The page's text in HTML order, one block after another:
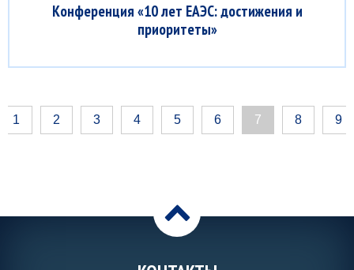
Конференция «10 лет ЕАЭС: достижения и
приоритеты»
1 2 3 4 5 6 7 8 9
>